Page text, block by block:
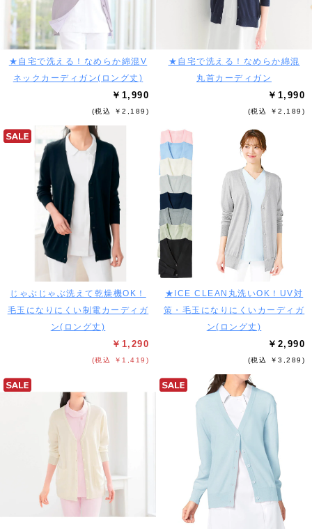
★自宅で洗える！なめらか綿混V
ネックカーディガン(ロング丈)
￥1,990
(税込 ￥2,189)
★自宅で洗える！なめらか綿混
丸首カーディガン
￥1,990
(税込 ￥2,189)
じゃぶじゃぶ洗えて乾燥機OK！
毛玉になりにくい制電カーディガ
ン(ロング丈)
￥1,290
(税込 ￥1,419)
★ICE CLEAN丸洗いOK！UV対
策・毛玉になりにくいカーディガ
ン(ロング丈)
￥2,990
(税込 ￥3,289)